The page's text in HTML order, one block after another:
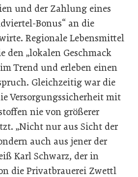
und der Zahlung eines
Bonus“ an die
Regionale Lebensmittel
den „lokalen Geschmack
Trend und erleben einen
Gleichzeitig war die
Versorgungssicherheit mit
nie von größerer
„Nicht nur aus Sicht der
auch aus jener der
Karl Schwarz, der in
die Privatbrauerei Zwettl